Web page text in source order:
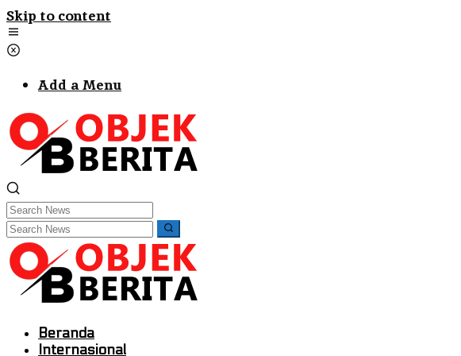
Skip to content
Add a Menu
Beranda
Internasional